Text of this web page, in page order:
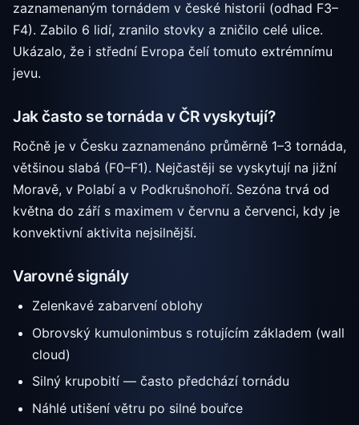
zaznamenaným tornádem v české historii (odhad F3–
F4). Zabilo 6 lidí, zranilo stovky a zničilo celé ulice.
Ukázalo, že i střední Evropa čelí tomuto extrémnímu
jevu.
Jak často se tornáda v ČR vyskytují?
Ročně je v Česku zaznamenáno průměrně 1–3 tornáda,
většinou slabá (F0–F1). Nejčastěji se vyskytují na jižní
Moravě, v Polabí a v Podkrušnohoří. Sezóna trvá od
května do září s maximem v červnu a červenci, kdy je
konvektivní aktivita nejsilnější.
Varovné signály
Zelenkavé zabarvení oblohy
Obrovský kumulonimbus s rotujícím základem (wall
cloud)
Silný krupobití — často předchází tornádu
Náhlé utišení větru po silné bouřce